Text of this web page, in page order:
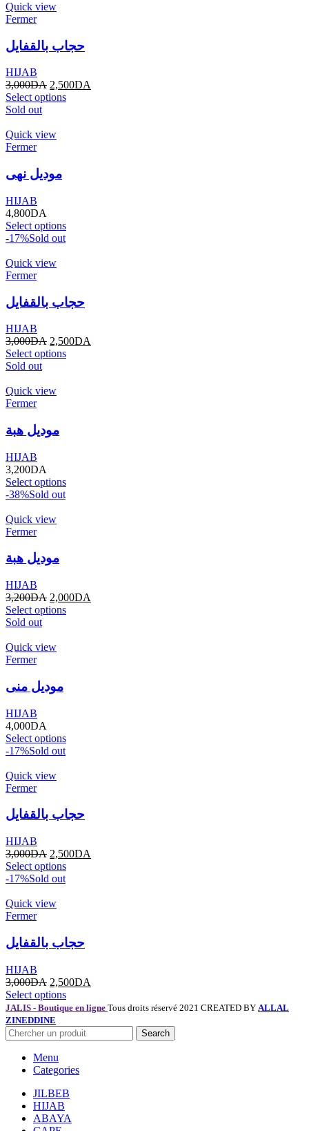
Quick view
Fermer
حجاب بالقفايل
HIJAB
3,000DA 2,500DA
Select options
Sold out
Quick view
Fermer
موديل نهى
HIJAB
4,800DA
Select options
-17%Sold out
Quick view
Fermer
حجاب بالقفايل
HIJAB
3,000DA 2,500DA
Select options
Sold out
Quick view
Fermer
موديل هبة
HIJAB
3,200DA
Select options
-38%Sold out
Quick view
Fermer
موديل هبة
HIJAB
3,200DA 2,000DA
Select options
Sold out
Quick view
Fermer
موديل منى
HIJAB
4,000DA
Select options
-17%Sold out
Quick view
Fermer
حجاب بالقفايل
HIJAB
3,000DA 2,500DA
Select options
-17%Sold out
Quick view
Fermer
حجاب بالقفايل
HIJAB
3,000DA 2,500DA
Select options
JALIS - Boutique en ligne Tous droits réservé 2021 CREATED BY ALLAL
ZINEDDINE
Search
Menu
Categories
JILBEB
HIJAB
ABAYA